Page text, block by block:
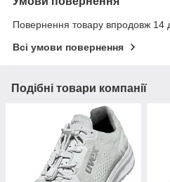
Повернення товару впродовж 14
Всі умови повернення
Подібні товари компанії